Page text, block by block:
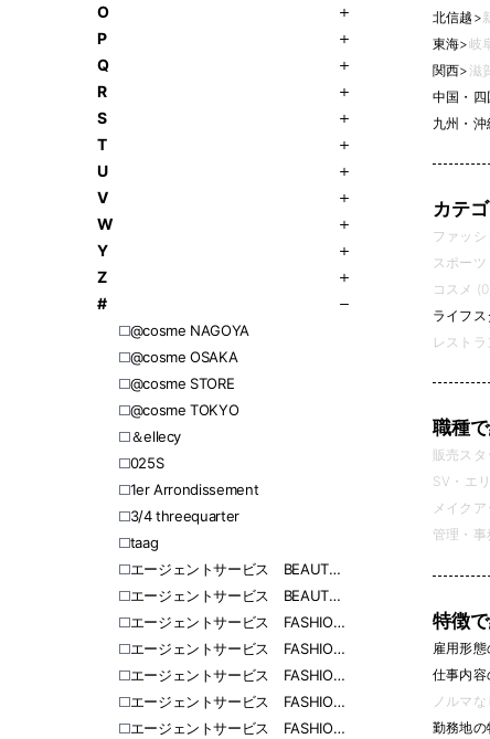
O
P
Q
R
S
T
U
V
W
Y
Z
#
@cosme NAGOYA
@cosme OSAKA
@cosme STORE
@cosme TOKYO
＆ellecy
025S
1er Arrondissement
3/4 threequarter
​​taag
エージェントサービス BEAUTY 東日本
エージェントサービス BEAUTY 西日本
エージェントサービス FASHION 北海道
エージェントサービス FASHION 愛知
エージェントサービス FASHION 福岡
エージェントサービス FASHION 関東
エージェントサービス FASHION 関西
北信越 >
東海>岐
関西>滋
中国・四
九州・沖
カテ
ファッ
スポーツ
コスメ
ライフス
レスト
職種
販売ス
SV・エ
メイク
管理・事
特徴
雇用形
仕事内容
ノルマ
勤務地の